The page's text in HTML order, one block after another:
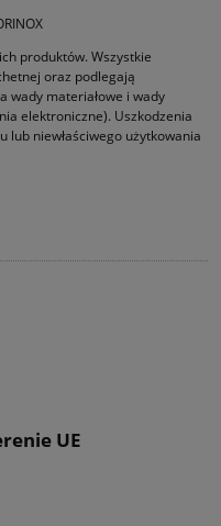
produktów. Wszystkie
oraz podle­gają
wady materiałowe i wady
elektro­niczne). Uszkodzenia
lub niewłaściwego użytkowania
UE